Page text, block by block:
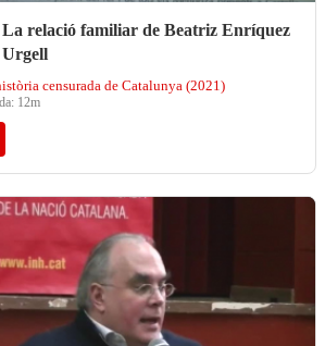
relació familiar de Beatriz Enríquez
Urgell
censurada de Catalunya (2021)
12m